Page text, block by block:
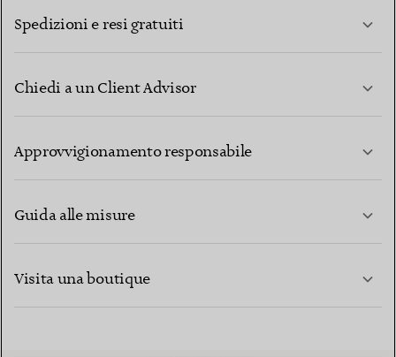
Spedizioni e resi gratuiti
Chiedi a un Client Advisor
Approvvigionamento responsabile
Guida alle misure
Visita una boutique